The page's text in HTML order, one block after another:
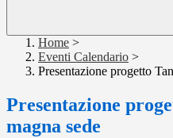
Home >
Eventi Calendario >
Presentazione progetto
Presentazione
magna sede